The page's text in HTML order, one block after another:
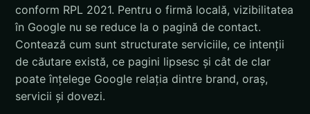
conform RPL 2021. Pentru o firmă locală, vizibilitatea
în Google nu se reduce la o pagină de contact.
Contează cum sunt structurate serviciile, ce intenții
de căutare există, ce pagini lipsesc și cât de clar
poate înțelege Google relația dintre brand, oraș,
servicii și dovezi.